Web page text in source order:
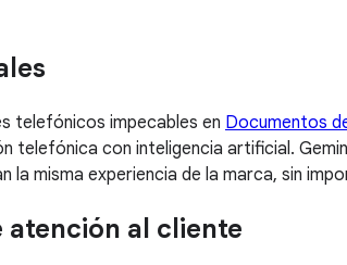
telefónicos impecables en Documentos
con inteligencia artificial.
misma experiencia de la marca, sin
atención al cliente